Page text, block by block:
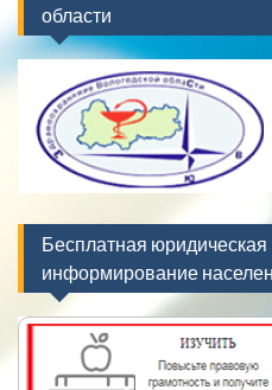
области
Бесплатная
информирование